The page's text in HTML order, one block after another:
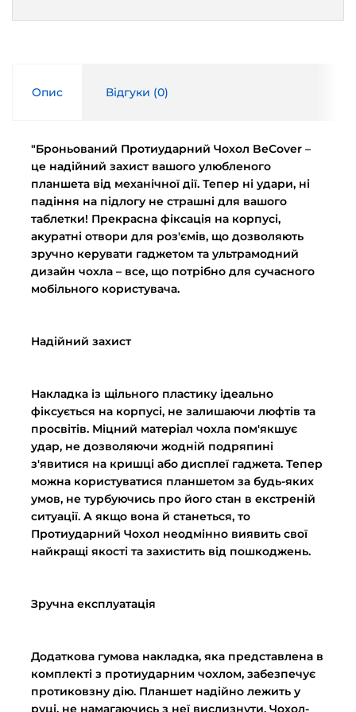
Опис Відгуки (0)
"Броньований Протиударний Чохол BeCover –
це надійний захист вашого улюбленого
планшета від механічної дії. Тепер ні удари, ні
падіння на підлогу не страшні для вашого
таблетки! Прекрасна фіксація на корпусі,
акуратні отвори для роз'ємів, що дозволяють
зручно керувати гаджетом та ультрамодний
дизайн чохла – все, що потрібно для сучасного
мобільного користувача.
Надійний захист
Накладка із щільного пластику ідеально
фіксується на корпусі, не залишаючи люфтів та
просвітів. Міцний матеріал чохла пом'якшує
удар, не дозволяючи жодній подряпині
з'явитися на кришці або дисплеї гаджета. Тепер
можна користуватися планшетом за будь-яких
умов, не турбуючись про його стан в екстреній
ситуації. А якщо вона й станеться, то
Протиударний Чохол неодмінно виявить свої
найкращі якості та захистить від пошкоджень.
Зручна експлуатація
Додаткова гумова накладка, яка представлена ​​в
комплекті з протиударним чохлом, забезпечує
протиковзну дію. Планшет надійно лежить у
руці, не намагаючись з неї вислизнути. Чохол-